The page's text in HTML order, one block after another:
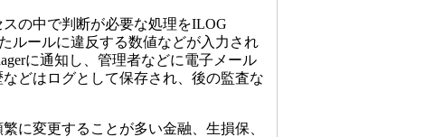
の中で判断が必要な処理をILOG
ルールに違反する数値などが入力され
に通知し、管理者などに電子メール
どはログとして保存され、後の監査な
に変更することが多い金融、生損保、